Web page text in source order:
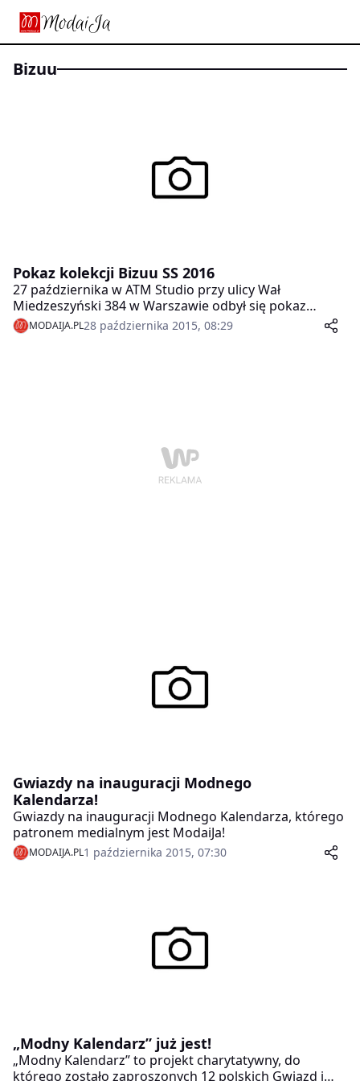
bizuu
Pokaz kolekcji Bizuu SS 2016
27 października w ATM Studio przy ulicy Wał
Miedzeszyński 384 w Warszawie odbył się pokaz
najnowszej kolekcji duetu Bizuu – Blanki Jordan i
Zuzanny Wachowiak – będącej propozycją na sezon
MODAIJA.PL28 października 2015, 08:29
Gwiazdy na inauguracji Modnego
Kalendarza!
Gwiazdy na inauguracji Modnego Kalendarza, którego
patronem medialnym jest ModaiJa!
MODAIJA.PL1 października 2015, 07:30
„Modny Kalendarz” już jest!
„Modny Kalendarz” to projekt charytatywny, do
którego zostało zaproszonych 12 polskich Gwiazd i